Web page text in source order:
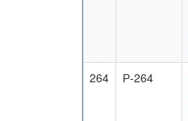
264 Р-264